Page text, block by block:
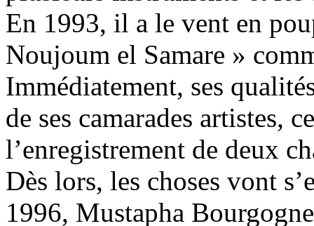
En 1993, il a le vent en
Noujoum el Samare »
Immédiatement, ses
de ses camarades artistes,
l’enregistrement de deux
Dès lors, les choses vont
1996, Mustapha